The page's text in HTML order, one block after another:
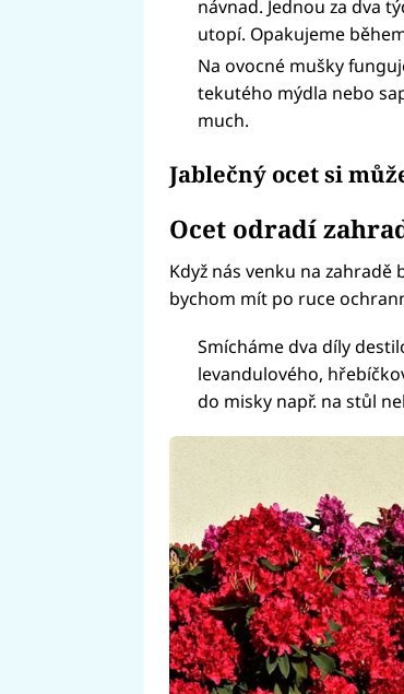
návnad. Jednou za dva
utopí. Opakujeme
Na ovocné mušky
tekutého mýdla nebo
much.
Jablečný ocet si
Ocet odradí
Když nás venku na
bychom mít po ruce
Smícháme dva díly
levandulového,
do misky např. na stůl